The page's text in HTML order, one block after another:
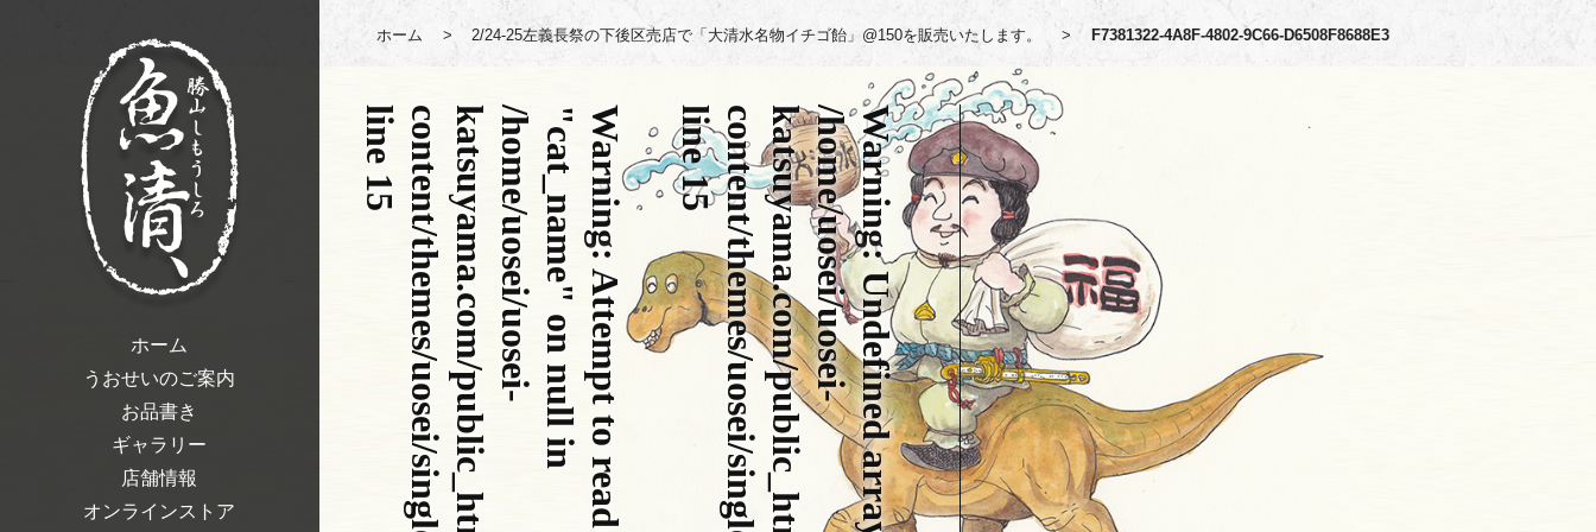
ホーム
うおせいのご案内
お品書き
ギャラリー
店舗情報
オンラインストア
ホーム > 2/24-25左義長祭の下後区売店で「大清水名物イチゴ飴」@150を販売いたします。 > F7381322-4A8F-4802-9C66-D6508F8688E3
Warning
/
h
o
m
e
/
u
o
s
e
i
/
u
o
s
e
i
-
k
a
t
s
u
y
a
m
a
.
c
o
m
/
p
u
b
l
i
c
_
h
t
m
l
/
w
p
/
w
p
-
c
o
n
t
e
n
t
/
t
h
e
m
e
s
/
u
o
s
e
i
/
s
i
n
g
l
e
.
p
h
p
l
15
Warning
"
/
h
o
m
e
/
u
o
s
e
i
/
u
o
s
e
i
-
k
a
t
s
u
y
a
m
a
.
c
o
m
/
p
u
b
l
i
c
_
h
t
m
l
/
w
p
/
w
p
-
c
o
n
t
e
n
t
/
t
h
e
m
e
s
/
u
o
s
e
i
/
s
i
n
g
l
e
.
p
h
p
l
15